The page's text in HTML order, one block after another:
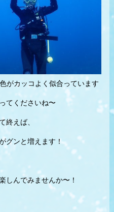
がカッコよく似合っています
てくださいね〜
終えば、
グンと増えます！
しんでみませんか〜！